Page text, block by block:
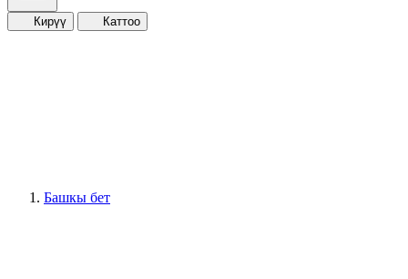
Кирүү Каттоо
Башкы бет